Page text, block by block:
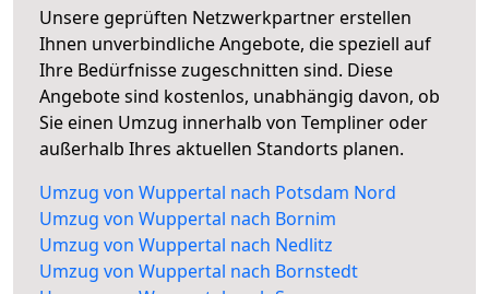
Unsere geprüften Netzwerkpartner erstellen
Ihnen unverbindliche Angebote, die speziell auf
Ihre Bedürfnisse zugeschnitten sind. Diese
Angebote sind kostenlos, unabhängig davon, ob
Sie einen Umzug innerhalb von Templiner oder
außerhalb Ihres aktuellen Standorts planen.
Umzug von Wuppertal nach Potsdam Nord
Umzug von Wuppertal nach Bornim
Umzug von Wuppertal nach Nedlitz
Umzug von Wuppertal nach Bornstedt